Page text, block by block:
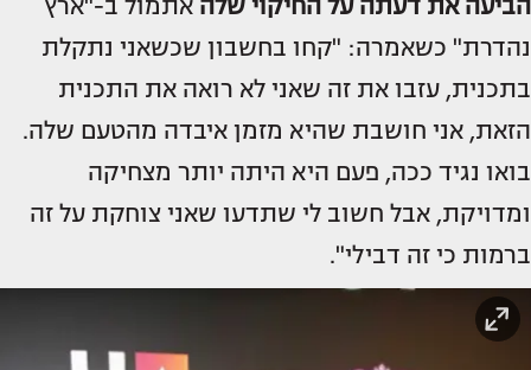
הביעה את דעתה על החיקוי שלה אתמול ב-"ארץ
נהדרת" כשאמרה: "קחו בחשבון שכשאני נתקלת
בתכנית, עזבו את זה שאני לא רואה את התכנית
הזאת, אני חושבת שהיא מזמן איבדה מהטעם שלה.
בואו נגיד ככה, פעם היא היתה יותר מצחיקה
ומדויקת, אבל חשוב לי שתדעו שאני צוחקת על זה
ברמות כי זה דבילי".